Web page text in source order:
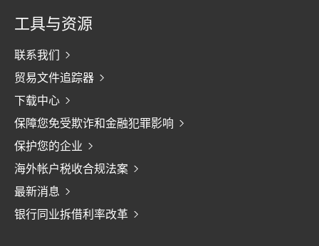
工具与资源
联系我们
贸易文件追踪器
下载中心
保障您免受欺诈和金融犯罪影响
保护您的企业
海外帐户税收合规法案
最新消息
银行同业拆借利率改革